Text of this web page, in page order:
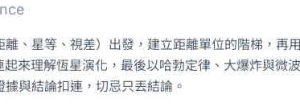
、星等、視差）出發，建立距離單位的階梯，
來理解恆星演化，最後以哈勃定律、大爆炸與微
與結論扣連，切忌只丟結論。